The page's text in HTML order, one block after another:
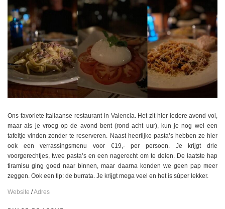
Ons favoriete Italiaanse restaurant in Valencia. Het zit hier iedere avond vol,
maar als je vroeg op de avond bent (rond acht uur), kun je nog wel een
tafeltje vinden zonder te reserveren. Naast heerlijke pasta’s hebben ze hier
ook een verrassingsmenu voor €19,- per persoon. Je krijgt drie
voorgerechtjes, twee pasta’s en een nagerecht om te delen. De laatste hap
tiramisu ging goed naar binnen, maar daarna konden we geen pap meer
zeggen. Ook een tip: de burrata. Je krijgt mega veel en het is súper lekker.
Website /Adres